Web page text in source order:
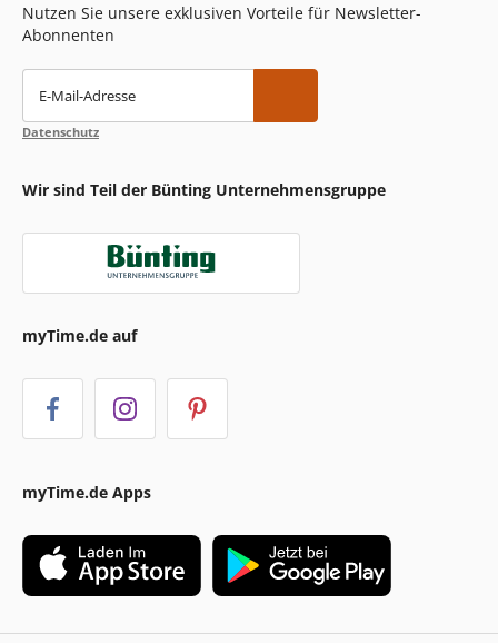
Nutzen Sie unsere exklusiven Vorteile für Newsletter-
Abonnenten
E-Mail-Adresse
Datenschutz
Wir sind Teil der Bünting Unternehmensgruppe
myTime.de auf
myTime.de Apps